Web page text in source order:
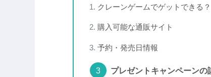
クレーンゲームでゲットできる？
購入可能な通販サイト
予約・発売日情報
プレゼントキャンペーンの